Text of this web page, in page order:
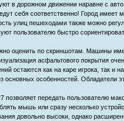
в дорожном движении наравне с авто!
себя соответственно! Город имеет
улиц пешеходами также можно
пользователю быстро
оценить по скриншотам. Машины
асфальтового покрытия
остаются как на каре игрока, так и
основных особенностей. Обладатели
позволяет передать пользователю
мышь или сразу несколько
довольно высоки, однако